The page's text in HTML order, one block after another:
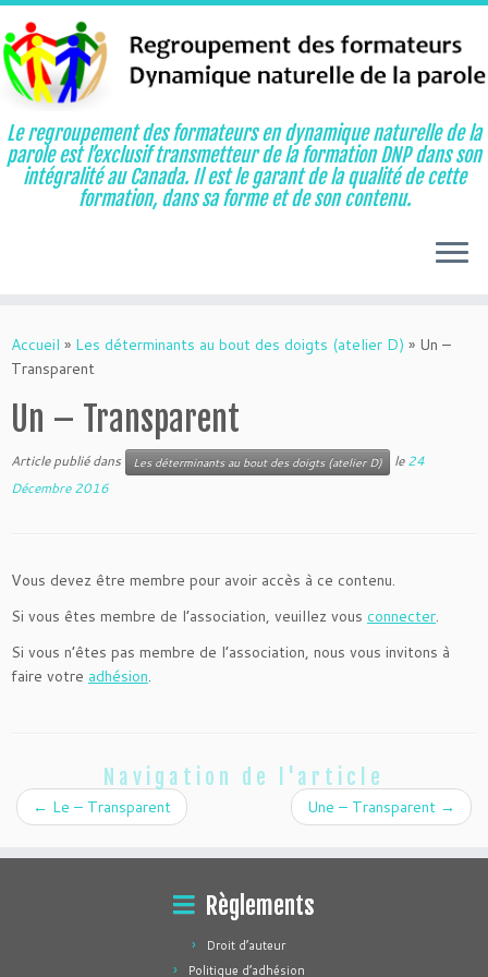
au
contenu
Le regroupement des formateurs en dynamique naturelle de la
parole est l’exclusif transmetteur de la formation DNP dans son
intégralité au Canada. Il est le garant de la qualité de cette
formation, dans sa forme et de son contenu.
Accueil » Les déterminants au bout des doigts (atelier D) » Un –
Transparent
Un – Transparent
Article publié dans Les déterminants au bout des doigts (atelier D) le24
Décembre 2016
Vous devez être membre pour avoir accès à ce contenu.
Si vous êtes membre de l’association, veuillez vous connecter.
Si vous n’êtes pas membre de l’association, nous vous invitons à
faire votre adhésion.
Navigation de l'article
← Le – Transparent Une – Transparent →
Règlements
Droit d’auteur
Politique d’adhésion